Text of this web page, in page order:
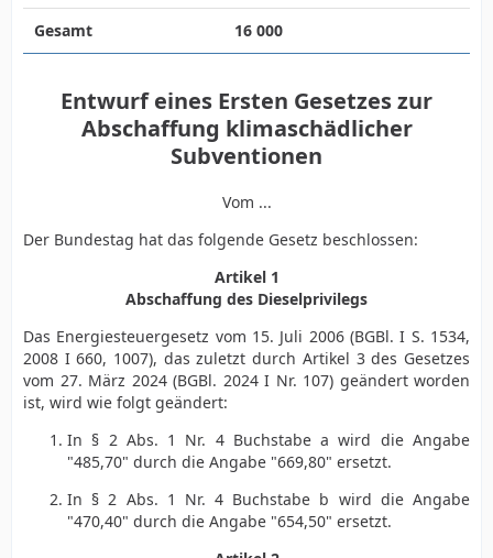
Gesamt 16 000
Entwurf eines Ersten Gesetzes zur
Abschaffung klimaschädlicher
Subventionen
Vom ...
Der Bundestag hat das folgende Gesetz beschlossen:
Artikel 1
Abschaffung des Dieselprivilegs
Das Energiesteuergesetz vom 15. Juli 2006 (BGBl. I S. 1534,
2008 I 660, 1007), das zuletzt durch Artikel 3 des Gesetzes
vom 27. März 2024 (BGBl. 2024 I Nr. 107) geändert worden
ist, wird wie folgt geändert:
In § 2 Abs. 1 Nr. 4 Buchstabe a wird die Angabe
"485,70" durch die Angabe "669,80" ersetzt.
In § 2 Abs. 1 Nr. 4 Buchstabe b wird die Angabe
"470,40" durch die Angabe "654,50" ersetzt.